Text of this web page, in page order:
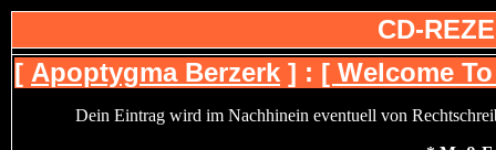
CD-
[ Apoptygma Berzerk ] : [ Welcome
Dein Eintrag wird im Nachhinein eventuell von